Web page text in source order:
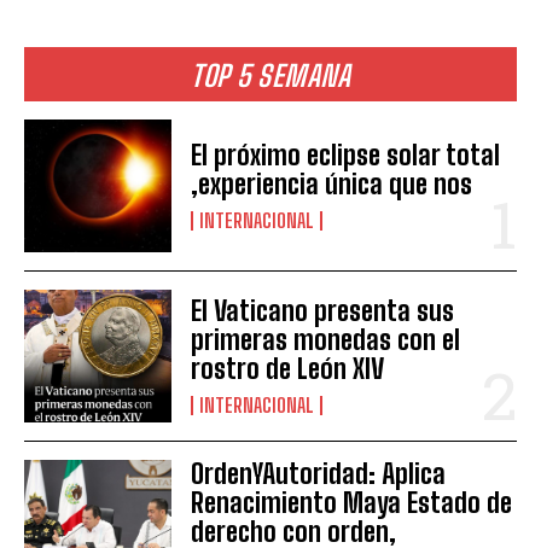
TOP 5 SEMANA
El próximo eclipse solar total
,experiencia única que nos
INTERNACIONAL
El Vaticano presenta sus
primeras monedas con el
rostro de León XIV
INTERNACIONAL
OrdenYAutoridad: Aplica
Renacimiento Maya Estado de
derecho con orden,